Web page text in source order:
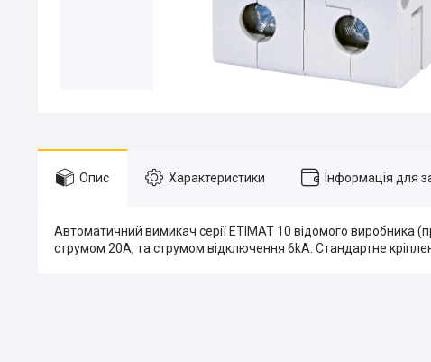
Опис Характеристики Інформація для
Автоматичний вимикач серії ETIMAT 10 відомого виробника
струмом 20A, та струмом відключення 6kA. Стандартне